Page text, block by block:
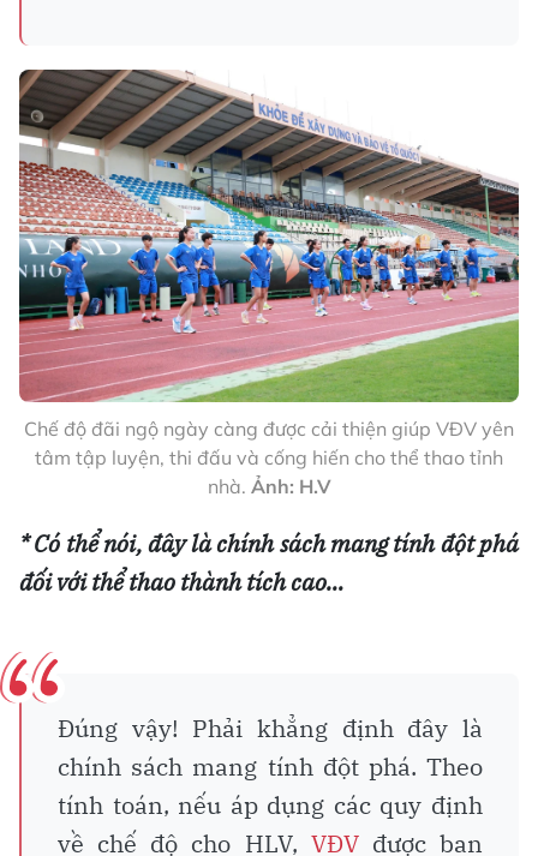
Chế độ đãi ngộ ngày càng được cải thiện giúp VĐV yên
tâm tập luyện, thi đấu và cống hiến cho thể thao tỉnh
nhà. Ảnh: H.V
* Có thể nói, đây là chính sách mang tính đột phá
đối với thể thao thành tích cao…
Đúng vậy! Phải khẳng định đây là
chính sách mang tính đột phá. Theo
tính toán, nếu áp dụng các quy định
về chế độ cho HLV, VĐVđược ban